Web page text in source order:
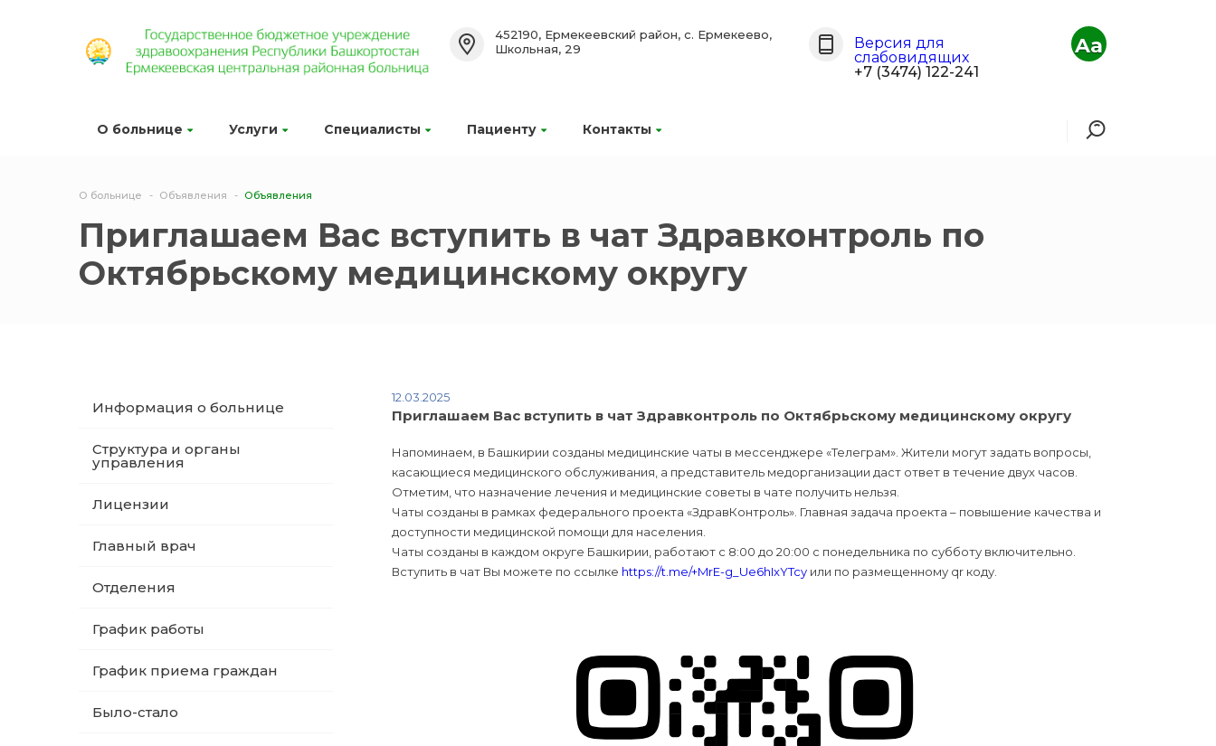
О больнице Услуги Специалисты Пациенту Контакты
452190, Ермекеевский район, с. Ермекеево,
Школьная, 29
Версия для
слабовидящих
+7 (3474) 122-241
Aa
О больнице Объявления Объявления
Приглашаем Вас вступить в чат Здравконтроль по
Октябрьскому медицинскому округу
Информация о больнице
Структура и органы
управления
Лицензии
Главный врач
Отделения
График работы
График приема граждан
Было-стало
12.03.2025
Приглашаем Вас вступить в чат Здравконтроль по Октябрьскому медицинскому округу
Напоминаем, в Башкирии созданы медицинские чаты в мессенджере «Телеграм». Жители могут задать вопросы,
касающиеся медицинского обслуживания, а представитель медорганизации даст ответ в течение двух часов.
Отметим, что назначение лечения и медицинские советы в чате получить нельзя.
Чаты созданы в рамках федерального проекта «ЗдравКонтроль». Главная задача проекта – повышение качества и
доступности медицинской помощи для населения.
Чаты созданы в каждом округе Башкирии, работают с 8:00 до 20:00 с понедельника по субботу включительно.
Вступить в чат Вы можете по ссылке https://t.me/+MrE-g_Ue6hIxYTcyили по размещенному qr коду.